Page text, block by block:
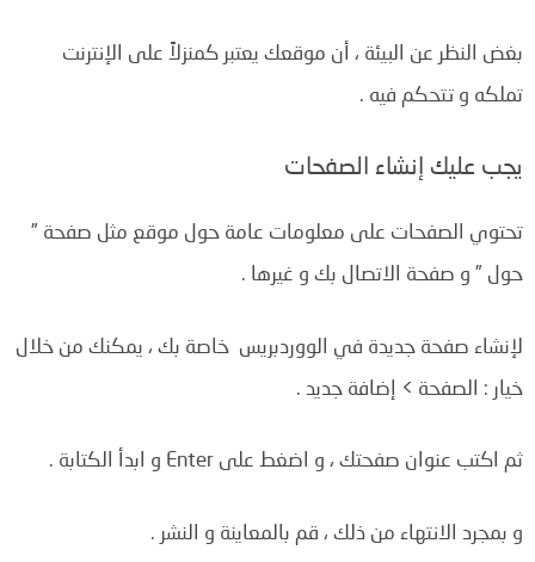
بغض النظر عن البيئة ، أن موقعك يعتبر كمنزلاً على الإنترنت
تملكه و تتحكم فيه .
يجب عليك إنشاء الصفحات
تحتوي الصفحات على معلومات عامة حول موقع مثل صفحة ”
حول ” و صفحة الاتصال بك و غيرها .
لإنشاء صفحة جديدة في الووردبريس خاصة بك ، يمكنك من خلال
خيار : الصفحة > إضافة جديد .
ثم اكتب عنوان صفحتك ، و اضغط على Enter و ابدأ الكتابة .
و بمجرد الانتهاء من ذلك ، قم بالمعاينة و النشر .